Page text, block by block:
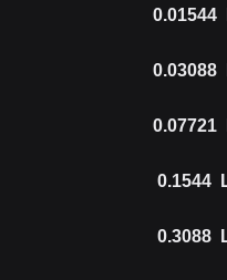
0.01544
0.03088
0.07721
0.1544
0.3088